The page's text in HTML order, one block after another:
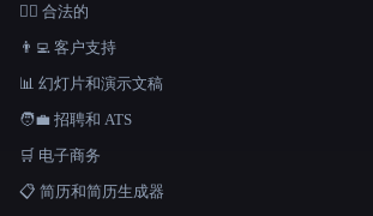
👩‍⚖️ 合法的
👨‍💻 客户支持
📊 幻灯片和演示文稿
🧑‍💼 招聘和 ATS
🛒 电子商务
📋 简历和简历生成器